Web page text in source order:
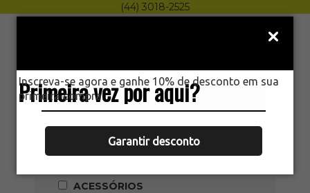
Primeira vez por aqui?
Inscreva-se agora e ganhe 10% de desconto em sua
primeira compra.
Garantir desconto
(44) 3018-2525
Menu
HOME PRODUTOS
Categoria
ARMAS
ACESSÓRIOS